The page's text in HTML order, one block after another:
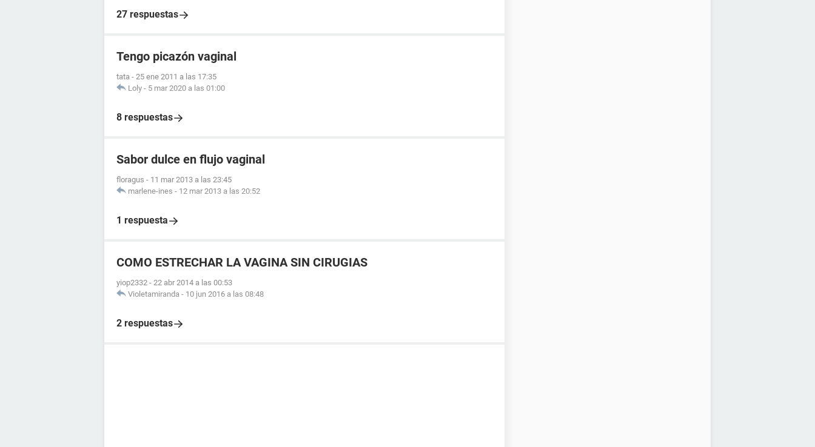
27 respuestas
Tengo picazón vaginal
tata - 25 ene 2011 a las 17:35
Loly - 5 mar 2020 a las 01:00
8 respuestas
Sabor dulce en flujo vaginal
floragus - 11 mar 2013 a las 23:45
marlene-ines - 12 mar 2013 a las 20:52
1 respuesta
COMO ESTRECHAR LA VAGINA SIN CIRUGIAS
yiop2332 - 22 abr 2014 a las 00:53
Violetamiranda - 10 jun 2016 a las 08:48
2 respuestas